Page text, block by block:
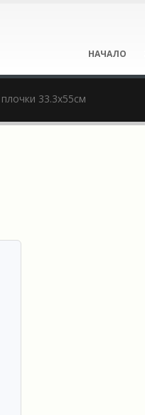
НАЧАЛО
33.3x55см